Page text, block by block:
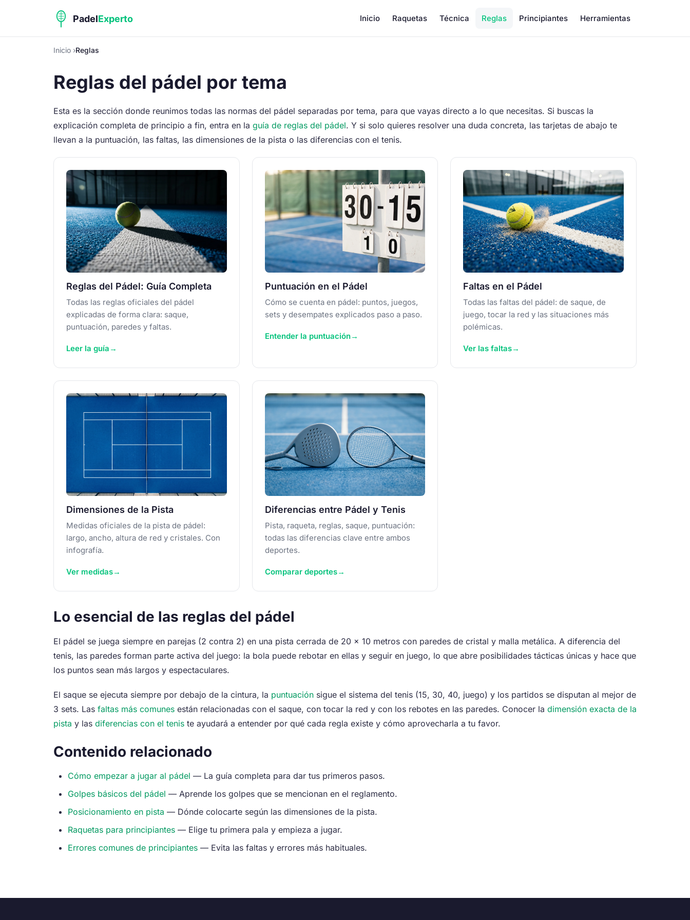
Inicio Raquetas Técnica Reglas Principiantes Herramientas
Inicio Reglas
Reglas del pádel por tema
Esta es la sección donde reunimos todas las normas del pádel separadas por tema, para que vayas directo a lo que necesitas. Si buscas la
explicación completa de principio a fin, entra en la guía de reglas del pádel. Y si solo quieres resolver una duda concreta, las tarjetas de abajo te
llevan a la puntuación, las faltas, las dimensiones de la pista o las diferencias con el tenis.
Reglas del Pádel: Guía Completa
Todas las reglas oficiales del pádel
explicadas de forma clara: saque,
puntuación, paredes y faltas.
Leer la guía
Puntuación en el Pádel
Cómo se cuenta en pádel: puntos, juegos,
sets y desempates explicados paso a paso.
Entender la puntuación
Faltas en el Pádel
Todas las faltas del pádel: de saque, de
juego, tocar la red y las situaciones más
polémicas.
Ver las faltas
Dimensiones de la Pista
Medidas oficiales de la pista de pádel:
largo, ancho, altura de red y cristales. Con
infografía.
Ver medidas
Diferencias entre Pádel y Tenis
Pista, raqueta, reglas, saque, puntuación:
todas las diferencias clave entre ambos
deportes.
Comparar deportes
Lo esencial de las reglas del pádel
El pádel se juega siempre en parejas (2 contra 2) en una pista cerrada de 20 × 10 metros con paredes de cristal y malla metálica. A diferencia del
tenis, las paredes forman parte activa del juego: la bola puede rebotar en ellas y seguir en juego, lo que abre posibilidades tácticas únicas y hace que
los puntos sean más largos y espectaculares.
El saque se ejecuta siempre por debajo de la cintura, la puntuación sigue el sistema del tenis (15, 30, 40, juego) y los partidos se disputan al mejor de
3 sets. Las faltas más comunes están relacionadas con el saque, con tocar la red y con los rebotes en las paredes. Conocer la dimensión exacta de la
pista y las diferencias con el tenis te ayudará a entender por qué cada regla existe y cómo aprovecharla a tu favor.
Contenido relacionado
Cómo empezar a jugar al pádel — La guía completa para dar tus primeros pasos.
Golpes básicos del pádel — Aprende los golpes que se mencionan en el reglamento.
Posicionamiento en pista — Dónde colocarte según las dimensiones de la pista.
Raquetas para principiantes — Elige tu primera pala y empieza a jugar.
Errores comunes de principiantes — Evita las faltas y errores más habituales.